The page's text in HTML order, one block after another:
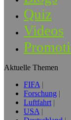
Quiz
Videos
Aktuelle Themen
FIFA
Forschung
Luftfahrt
USA